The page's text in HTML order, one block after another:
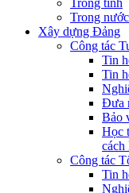
Trong
Xây dựng Đảng
Công tác
Tin
Tin
Đưa
Bảo
Học
Công tác
Tin